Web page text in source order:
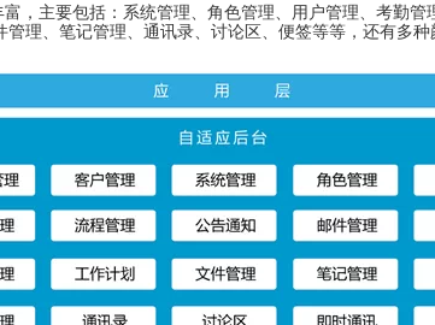
，主要包括：系统管理、角色管理、用户管理、考勤
理、笔记管理、通讯录、讨论区、便签等等，还有多种